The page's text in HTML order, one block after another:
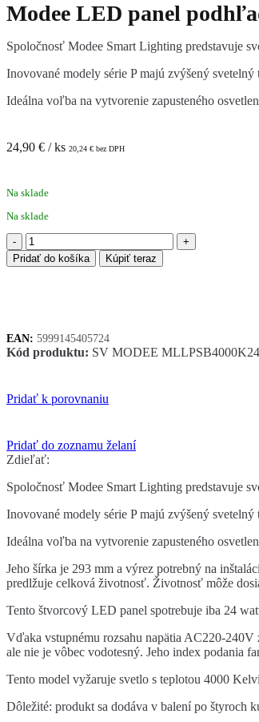
Modee LED panel
Spoločnosť Modee Smart Lighting predstavuje
Inovované modely série P majú zvýšený
Ideálna voľba na vytvorenie zapusteného
24,90 € / ks 20,24 € bez DPH
Na sklade
Na sklade
množstvo
Modee
LED
4000K
biely
4ks
Pridať do košíka Kúpiť teraz
EAN: 5999145405724
Kód produktu: SV MODEE
Pridať k porovnaniu
Pridať do zoznamu želaní
Zdieľať:
Spoločnosť Modee Smart Lighting predstavuje
Inovované modely série P majú zvýšený
Ideálna voľba na vytvorenie zapusteného
Jeho šírka je 293 mm a výrez potrebný na
predlžuje celková životnosť. Životnosť môže
Tento štvorcový LED panel spotrebuje iba 24
Vďaka vstupnému rozsahu napätia AC220-
ale nie je vôbec vodotesný. Jeho index podania
Tento model vyžaruje svetlo s teplotou 4000
Dôležité: produkt sa dodáva v balení po štyroch